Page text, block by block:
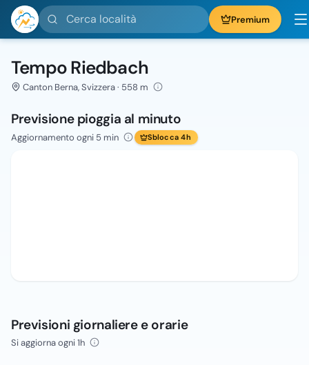
Cerca località Premium
Tempo Riedbach
Canton Berna, Svizzera · 558 m
Previsione pioggia al minuto
Aggiornamento ogni 5 min Sblocca 4h
Previsioni giornaliere e orarie
Si aggiorna ogni 1h